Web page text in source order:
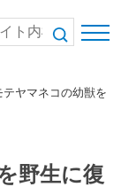
テヤマネコの幼獣を
野生に復